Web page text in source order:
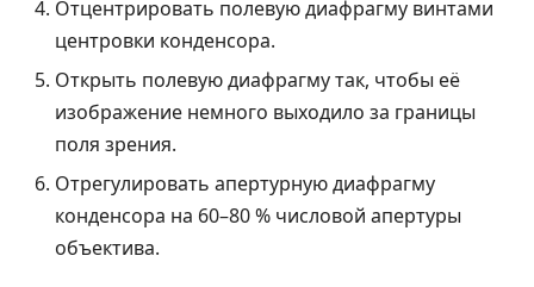
Отцентрировать полевую диафрагму винтами
центровки конденсора.
Открыть полевую диафрагму так, чтобы её
изображение немного выходило за границы
поля зрения.
Отрегулировать апертурную диафрагму
конденсора на 60–80 % числовой апертуры
объектива.